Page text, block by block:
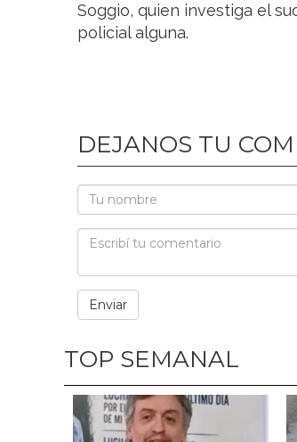
Soggio, quien investiga el
policial alguna.
DEJANOS TU
TOP SEMANAL